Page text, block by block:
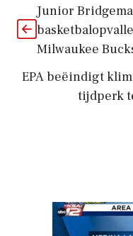
Junior
Milwaukee
EPA beëindigt
tijdperk